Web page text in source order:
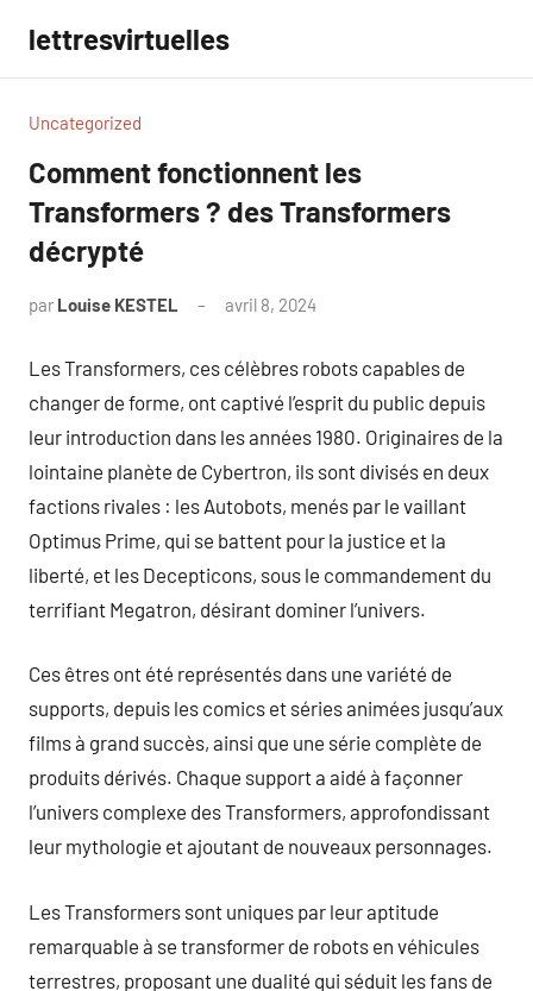
contenu
lettresvirtuelles
Uncategorized
Comment fonctionnent les
Transformers ? des Transformers
décrypté
par Louise KESTEL avril 8, 2024
Les Transformers, ces célèbres robots capables de
changer de forme, ont captivé l’esprit du public depuis
leur introduction dans les années 1980. Originaires de la
lointaine planète de Cybertron, ils sont divisés en deux
factions rivales : les Autobots, menés par le vaillant
Optimus Prime, qui se battent pour la justice et la
liberté, et les Decepticons, sous le commandement du
terrifiant Megatron, désirant dominer l’univers.
Ces êtres ont été représentés dans une variété de
supports, depuis les comics et séries animées jusqu’aux
films à grand succès, ainsi que une série complète de
produits dérivés. Chaque support a aidé à façonner
l’univers complexe des Transformers, approfondissant
leur mythologie et ajoutant de nouveaux personnages.
Les Transformers sont uniques par leur aptitude
remarquable à se transformer de robots en véhicules
terrestres, proposant une dualité qui séduit les fans de